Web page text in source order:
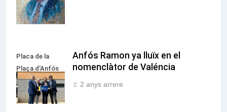
Placa de la
Plaça d'Anfós
Ramon i Garcia
Anfós Ramon ya lluïx en el
nomenclàtor de Valéncia
2 anys arrere